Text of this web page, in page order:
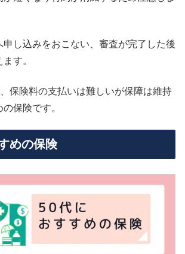
申し込みをおこない、審査が完了した後
す。
保険料の支払いは難しいが保障は維持
保険です。
めの保険